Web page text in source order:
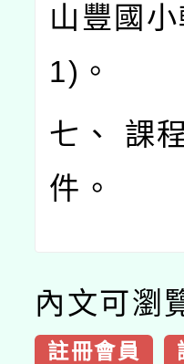
山豐國
1)。
七、 課
件。
內文可瀏
註冊會員